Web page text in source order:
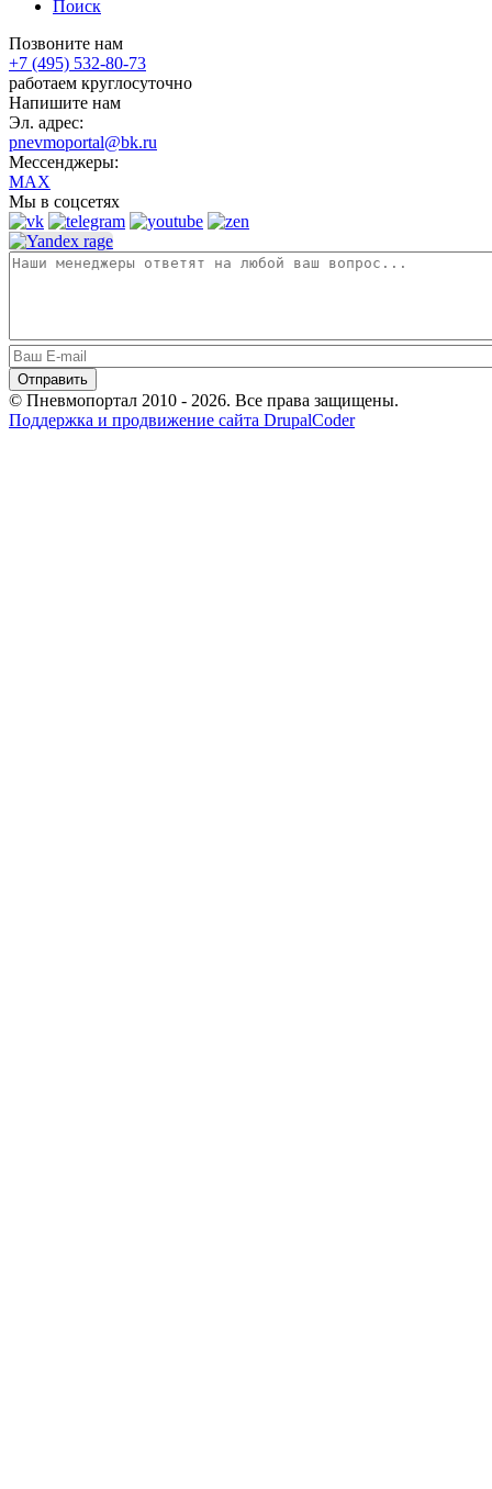
Поиск
Позвоните нам
+7 (495) 532-80-73
работаем круглосуточно
Напишите нам
Эл. адрес:
pnevmoportal@bk.ru
Мессенджеры:
MAX
Мы в соцсетях
© Пневмопортал 2010 - 2026. Все права защищены.
Поддержка и продвижение сайта DrupalCoder